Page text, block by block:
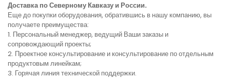
Доставка по Северному Кавказу и России.
Еще до покупки оборудования, обратившись в нашу компанию, вы
получаете преимущества:
1. Персональный менеджер, ведущий Ваши заказы и
сопровождающий проекты;
2. Проектное консультирование и консультирование по отдельным
продуктовым линейкам;
3. Горячая линия технической поддержки.